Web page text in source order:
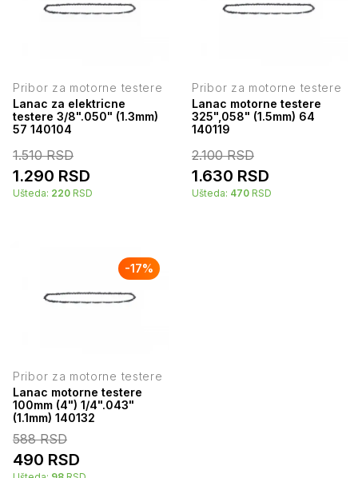
Pribor za motorne testere
Lanac za elektricne
testere 3/8".050" (1.3mm)
57 140104
1.510RSD
1.290 RSD
Ušteda: 220 RSD
Pribor za motorne testere
Lanac motorne testere
325",058" (1.5mm) 64
140119
2.100RSD
1.630 RSD
Ušteda: 470 RSD
-17%
Pribor za motorne testere
Lanac motorne testere
100mm (4") 1/4".043"
(1.1mm) 140132
588 RSD
490 RSD